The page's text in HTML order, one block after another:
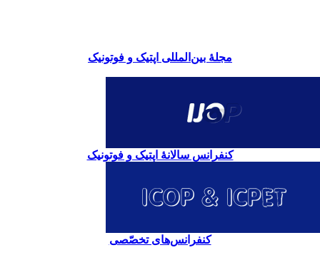
مجلۀ بین‌المللی اپتیک و فوتونیک
کنفرانس سالانۀ اپتیک و فوتونیک
کنفرانس‌های تخصّصی